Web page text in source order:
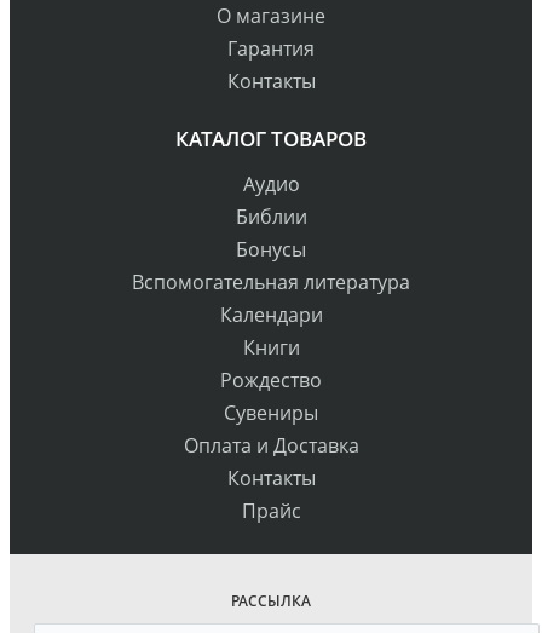
О магазине
Гарантия
Контакты
КАТАЛОГ ТОВАРОВ
Аудио
Библии
Бонусы
Вспомогательная литература
Календари
Книги
Рождество
Сувениры
Оплата и Доставка
Контакты
Прайс
РАССЫЛКА